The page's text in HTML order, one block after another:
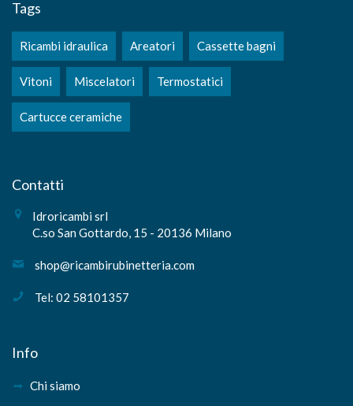
Tags
Ricambi idraulica Areatori Cassette bagni
Vitoni Miscelatori Termostatici
Cartucce ceramiche
Contatti
Idroricambi srl
C.so San Gottardo, 15 - 20136 Milano
shop@ricambirubinetteria.com
Tel: 02 58101357
Info
Chi siamo